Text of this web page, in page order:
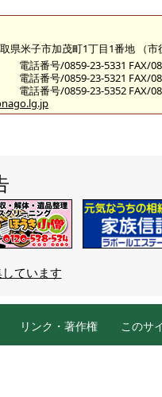
県米子市加茂町1丁目1番地 （市
電話番号/0859-23-5331 FAX/
電話番号/0859-23-5321 FAX/
電話番号/0859-23-5352 FAX/
ています
リンク・著作権 このサ